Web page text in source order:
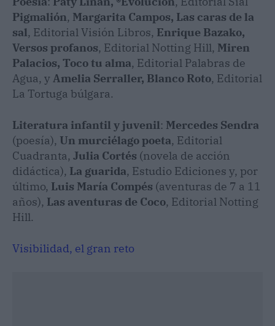
Pigmalión, Margarita Campos, Las caras de la
sal, Editorial Visión Libros, Enrique Bazako,
Versos profanos, Editorial Notting Hill, Miren
Palacios, Toco tu alma, Editorial Palabras de
Agua, yAmelia Serraller, Blanco Roto, Editorial
La Tortuga búlgara.
Literatura infantil y juvenil: Mercedes Sendra
(poesía), Un murciélago poeta, Editorial
Cuadranta, Julia Cortés (novela de acción
didáctica), La guarida, Estudio Ediciones y, por
último, Luis María Compés (aventuras de 7 a 11
años), Las aventuras de Coco, Editorial Notting
Hill.
Visibilidad, el gran reto